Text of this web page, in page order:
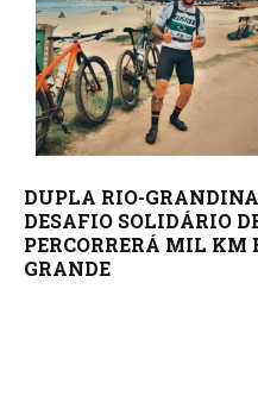
DUPLA RIO-
DESAFIO SOLIDÁRIO
PERCORRERÁ MIL KM
GRANDE